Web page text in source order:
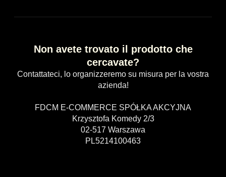
Non avete trovato il prodotto che
cercavate?
Contattateci, lo organizzeremo su misura per la vostra
azienda!
FDCM E-COMMERCE SPÓŁKA AKCYJNA
Krzysztofa Komedy 2/3
02-517 Warszawa
PL5214100463